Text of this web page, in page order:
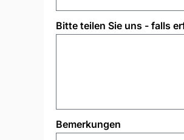
Bitte teilen Sie uns - falls
Bemerkungen